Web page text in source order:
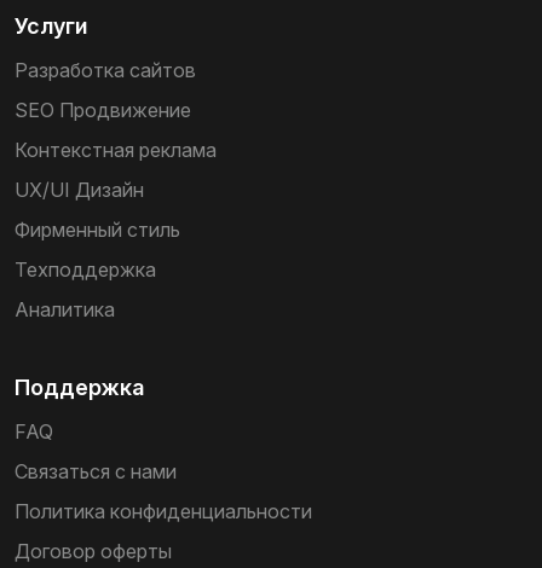
Услуги
Разработка сайтов
SEO Продвижение
Контекстная реклама
UX/UI Дизайн
Фирменный стиль
Техподдержка
Аналитика
Поддержка
FAQ
Связаться с нами
Политика конфиденциальности
Договор оферты